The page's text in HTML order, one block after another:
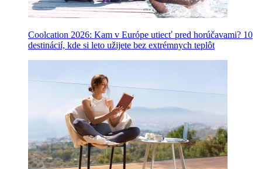
Coolcation 2026: Kam v Európe utiecť pred horúčavami? 10
destinácií, kde si leto užijete bez extrémnych teplôt